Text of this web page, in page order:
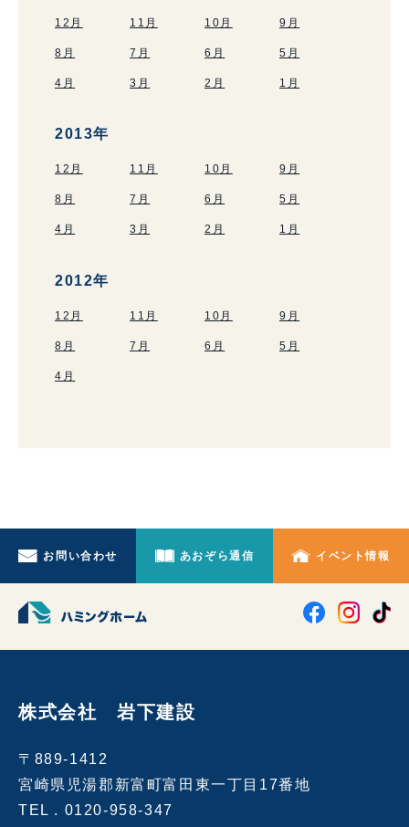
12月 11月 10月 9月
8月 7月 6月 5月
4月 3月 2月 1月
2013年
12月 11月 10月 9月
8月 7月 6月 5月
4月 3月 2月 1月
2012年
12月 11月 10月 9月
8月 7月 6月 5月
4月
お問い合わせ あおぞら通信 イベント情報
株式会社 岩下建設
〒889-1412
宮崎県児湯郡新富町富田東一丁目17番地
TEL . 0120-958-347